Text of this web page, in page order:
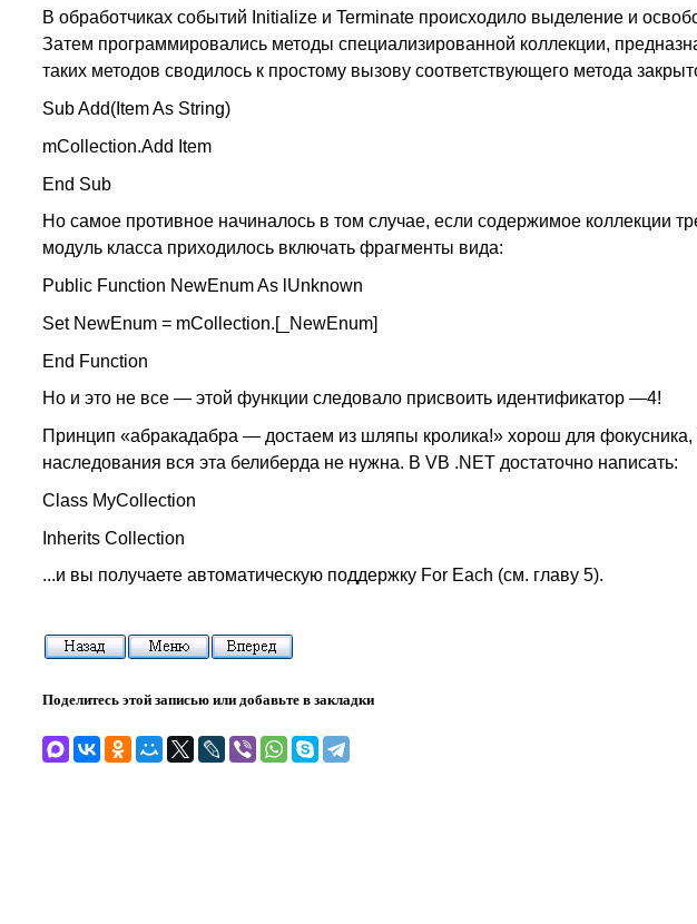
В обработчиках событий Initialize и Terminate происходило выделение и
Затем программировались методы специализированной коллекции,
таких методов сводилось к простому вызову соответствующего метода
Sub Add(Item As String)
mCollection.Add Item
End Sub
Но самое противное начиналось в том случае, если содержимое коллекции
модуль класса приходилось включать фрагменты вида:
Public Function NewEnum As lUnknown
Set NewEnum = mCollection.[_NewEnum]
End Function
Но и это не все — этой функции следовало присвоить идентификатор —4!
Принцип «абракадабра — достаем из шляпы кролика!» хорош для
наследования вся эта белиберда не нужна. В VB .NET достаточно написать:
Class MyCollection
Inherits Collection
...и вы получаете автоматическую поддержку For Each (см. главу 5).
Поделитесь этой записью или добавьте в закладки